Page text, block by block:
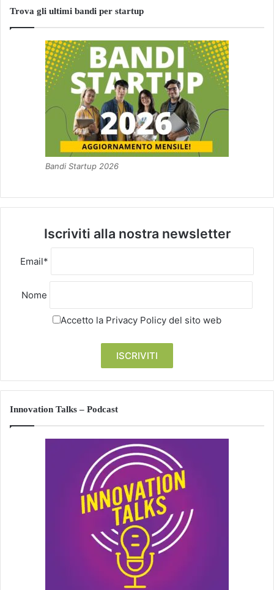
Trova gli ultimi bandi per startup
Bandi Startup 2026
Iscriviti alla nostra newsletter
Email*
Nome
Accetto la Privacy Policy del sito web
Innovation Talks – Podcast